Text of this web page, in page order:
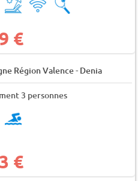
€
Région Valence- Denia
3 personnes
€